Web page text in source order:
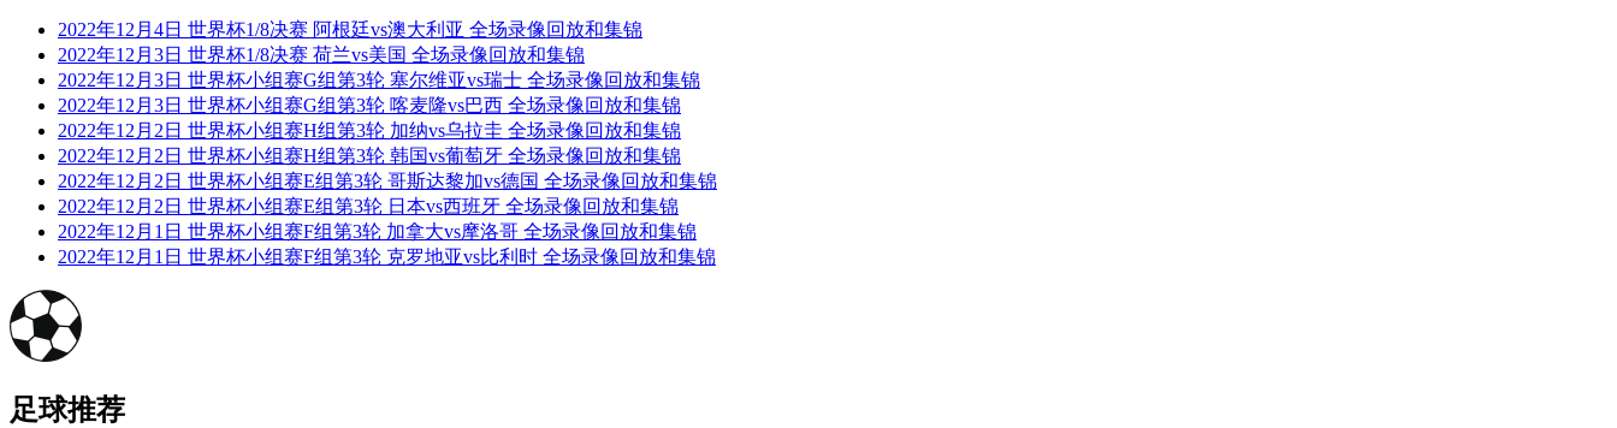
2022年12月4日 世界杯1/8决赛 阿根廷vs澳大利亚 全场录像回放和集锦
2022年12月3日 世界杯1/8决赛 荷兰vs美国 全场录像回放和集锦
2022年12月3日 世界杯小组赛G组第3轮 塞尔维亚vs瑞士 全场录像回放和集锦
2022年12月3日 世界杯小组赛G组第3轮 喀麦隆vs巴西 全场录像回放和集锦
2022年12月2日 世界杯小组赛H组第3轮 加纳vs乌拉圭 全场录像回放和集锦
2022年12月2日 世界杯小组赛H组第3轮 韩国vs葡萄牙 全场录像回放和集锦
2022年12月2日 世界杯小组赛E组第3轮 哥斯达黎加vs德国 全场录像回放和集锦
2022年12月2日 世界杯小组赛E组第3轮 日本vs西班牙 全场录像回放和集锦
2022年12月1日 世界杯小组赛F组第3轮 加拿大vs摩洛哥 全场录像回放和集锦
2022年12月1日 世界杯小组赛F组第3轮 克罗地亚vs比利时 全场录像回放和集锦
足球推荐